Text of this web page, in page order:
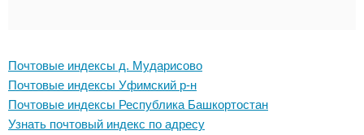
Почтовые индексы д. Мударисово
Почтовые индексы Уфимский р-н
Почтовые индексы Республика Башкортостан
Узнать почтовый индекс по адресу